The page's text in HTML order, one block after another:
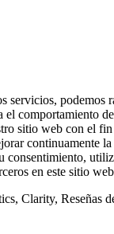
servicios, podemos
el comportamiento
sitio web con el
continuamente
consentimiento,
en este sitio
Clarity, Reseñas